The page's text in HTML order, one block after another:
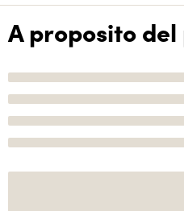
A proposito